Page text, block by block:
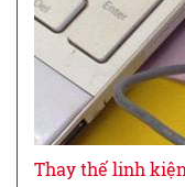
Thay thế linh